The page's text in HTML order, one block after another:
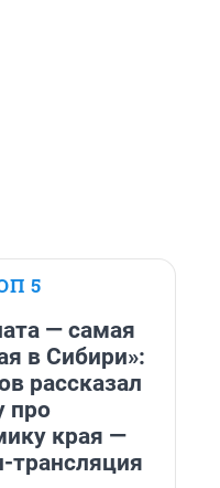
5
— самая
в Сибири»:
рассказал
про
края —
трансляция